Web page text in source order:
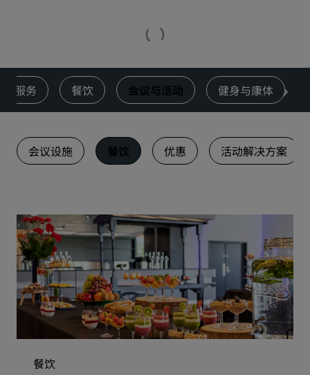
服务 餐饮 会议与活动 健身与康体
会议设施 餐饮 优惠 活动解决方案
餐饮